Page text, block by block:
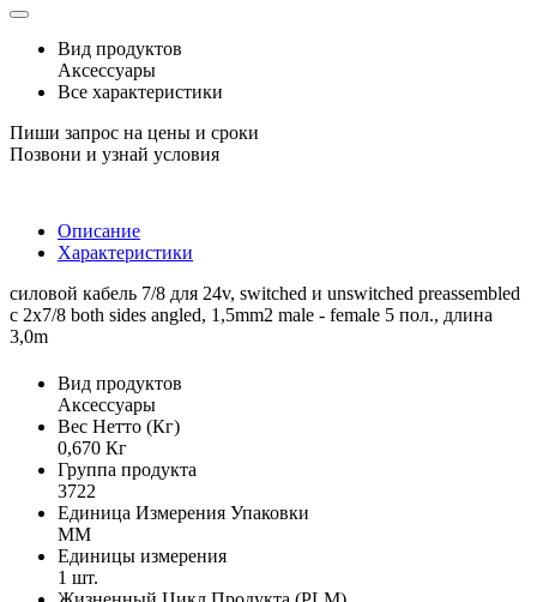
Вид продуктов
Аксессуары
Все характеристики
Пиши запрос на цены и сроки
Позвони и узнай условия
Описание
Характеристики
силовой кабель 7/8 для 24v, switched и unswitched preassembled
c 2x7/8 both sides angled, 1,5mm2 male - female 5 пол., длина
3,0m
Вид продуктов
Аксессуары
Вес Нетто (Кг)
0,670 Кг
Группа продукта
3722
Единица Измерения Упаковки
MM
Единицы измерения
1 шт.